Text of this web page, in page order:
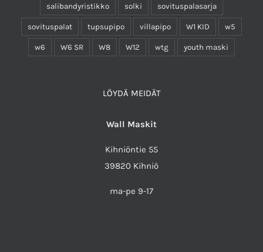
salibandyristikko solki sovituspalasarja
sovituspalat tupsupipo villapipo W1 KID w5
w6 W6 SR W8 W12 wtg youth maski
LÖYDÄ MEIDÄT
Wall Maskit
Kihniöntie 55
39820 Kihniö
ma-pe 9-17